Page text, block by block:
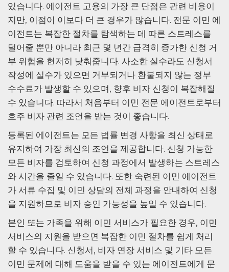
있습니다. 에이전트 고용의 가장 큰 단점은 관련 비용이
지만, 이점이 이보다 더 큰 경우가 많습니다. 전문 이민 에
이전트는 복잡한 절차를 탐색하는 데 따른 스트레스를
덜어줄 뿐만 아니라 최근 몇 년간 급격히 증가한 신청 거
부 위험을 현저히 낮춰줍니다. 사소한 실수라도 신청서
작성에 실수가 있으면 거부되거나 환불되지 않는 정부
수수료가 발생할 수 있으며, 향후 비자 신청이 복잡해질
수 있습니다. 따라서 처음부터 이민 전문 에이전트로부터
호주 비자 관련 조언을 받는 것이 좋습니다.
등록된 에이전트는 모든 법률 변경 사항을 최신 상태로
유지하여 가장 최신의 조언을 제공합니다. 신청 가능한
모든 비자를 검토하여 신청 과정에서 발생하는 스트레스
와 시간을 줄일 수 있습니다. 또한 숙련된 이민 에이전트
가 서류 수집 및 이민 상담의 전체 과정을 안내하여 신청
을 지원하므로 비자 승인 가능성을 높일 수 있습니다.
본인 또는 가족을 위해 이민 서비스가 필요한 경우, 이민
서비스의 지원을 받으면 복잡한 이민 절차를 쉽게 처리
할 수 있습니다. 신청서, 비자 연장 서비스 및 기타 모든
이민 문제에 대해 도움을 받을 수 있는 에이전트에게 문